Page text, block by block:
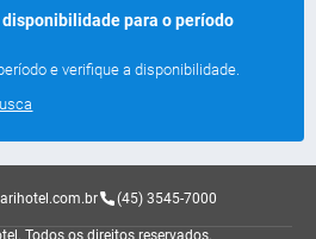
para o período
e verifique a disponibilidade.
(45) 3545-7000
Todos os direitos reservados.